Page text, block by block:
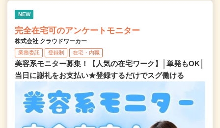
NEW
完全在宅可のアンケートモニター
株式会社 クラウドワーカー
業務委託 登録制 在宅・内職
美容系モニター募集！【人気の在宅ワーク】│単発もOK│
当日に謝礼をお支払い★登録するだけでスグ働ける